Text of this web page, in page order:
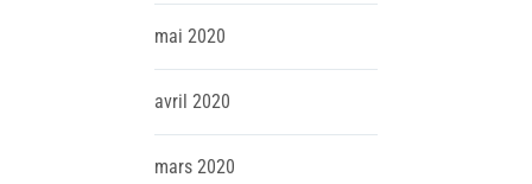
mai 2020
avril 2020
mars 2020